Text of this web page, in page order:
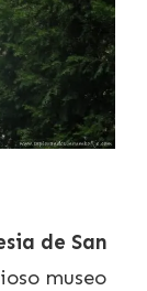
de San
museo